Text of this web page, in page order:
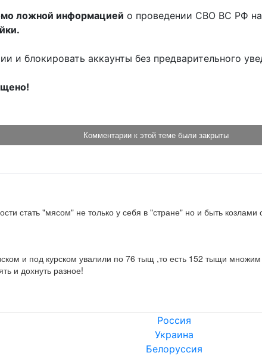
ложной информацией о проведении СВО ВС РФ
и блокировать аккаунты без предварительного
Комментарии к этой теме были закрыты
стать "мясом" не только у себя в "стране" но и быть
и под курском увалили по 76 тыщ ,то есть 152 тыщи
и дохнуть разное!
Россия
Украина
Белоруссия